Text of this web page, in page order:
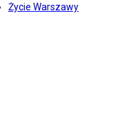
Życie Warszawy